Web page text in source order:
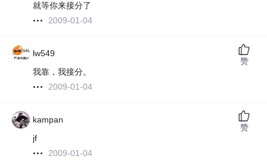
就等你来接分了
2009-01-04
lw549
我靠，我接分。
2009-01-04
赞
kampan
jf
2009-01-04
赞